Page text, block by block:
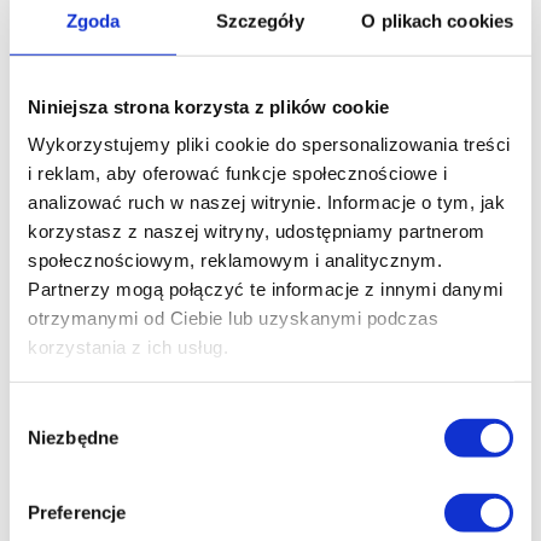
Zgoda Szczegóły O plikach cookies
Niniejsza strona korzysta z plików cookie
Wykorzystujemy pliki cookie do spersonalizowania treści
i reklam, aby oferować funkcje społecznościowe i
analizować ruch w naszej witrynie. Informacje o tym, jak
korzystasz z naszej witryny, udostępniamy partnerom
społecznościowym, reklamowym i analitycznym.
Partnerzy mogą połączyć te informacje z innymi danymi
otrzymanymi od Ciebie lub uzyskanymi podczas
korzystania z ich usług.
zgody
Niezbędne
Preferencje
dostosowane do Twoich potrzeb —
pomagają rozluźnić spięte mięśnie,
zmniejszyć napięcie oraz poprawić
uzupełnienie treningu oraz skuteczny...
Konsultacje dietetyczne